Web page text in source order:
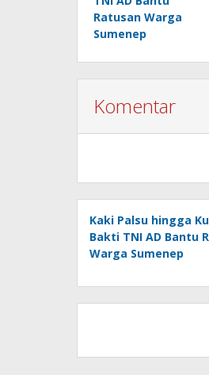
Ratusan Warga
Sumenep
Komentar
Kaki Palsu hingga
Bakti TNI AD Bantu
Warga Sumenep